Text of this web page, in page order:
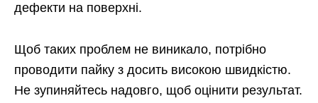
дефекти на поверхні.
Щоб таких проблем не виникало, потрібно
проводити пайку з досить високою швидкістю.
Не зупиняйтесь надовго, щоб оцінити результат.